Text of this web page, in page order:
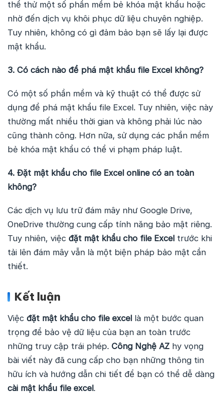
thể thử một số phần mềm bẻ khóa mật khẩu hoặc
nhờ đến dịch vụ khôi phục dữ liệu chuyên nghiệp.
Tuy nhiên, không có gì đảm bảo bạn sẽ lấy lại được
mật khẩu.
3. Có cách nào để phá mật khẩu file Excel không?
Có một số phần mềm và kỹ thuật có thể được sử
dụng để phá mật khẩu file Excel. Tuy nhiên, việc này
thường mất nhiều thời gian và không phải lúc nào
cũng thành công. Hơn nữa, sử dụng các phần mềm
bẻ khóa mật khẩu có thể vi phạm pháp luật.
4. Đặt mật khẩu cho file Excel online có an toàn
không?
Các dịch vụ lưu trữ đám mây như Google Drive,
OneDrive thường cung cấp tính năng bảo mật riêng.
Tuy nhiên, việc đặt mật khẩu cho file Excel trước khi
tải lên đám mây vẫn là một biện pháp bảo mật cần
thiết.
Kết luận
Việc đặt mật khẩu cho file excel là một bước quan
trọng để bảo vệ dữ liệu của bạn an toàn trước
những truy cập trái phép. Công Nghệ AZ hy vọng
bài viết này đã cung cấp cho bạn những thông tin
hữu ích và hướng dẫn chi tiết để bạn có thể dễ dàng
cài mật khẩu file excel.